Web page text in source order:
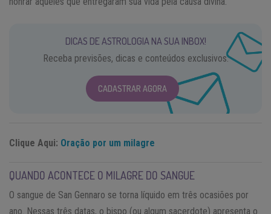
DICAS DE ASTROLOGIA NA SUA INBOX!
Receba previsões, dicas e conteúdos exclusivos.
CADASTRAR AGORA
Clique Aqui: Oração por um milagre
QUANDO ACONTECE O MILAGRE DO SANGUE
O sangue de San Gennaro se torna líquido em três ocasiões por
ano. Nessas três datas, o bispo (ou algum sacerdote) apresenta o